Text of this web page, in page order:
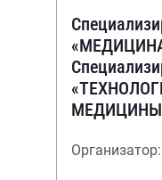
МЕДИЦИНЫ